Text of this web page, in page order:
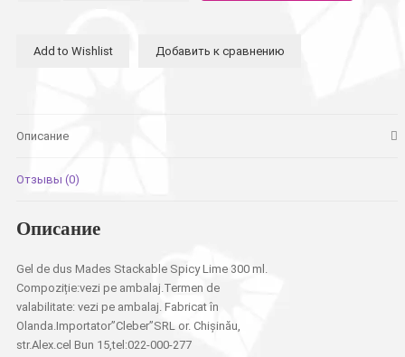
Mades
300
Add to Wishlist Добавить к сравнению
Описание
Отзывы (0)
Описание
Gel de dus Mades Stackable Spicy Lime 300 ml.
Compoziție:vezi pe ambalaj.Termen de
valabilitate: vezi pe ambalaj. Fabricat în
Olanda.Importator”Cleber”SRL or. Chișinău,
str.Alex.cel Bun 15,tel:022-000-277